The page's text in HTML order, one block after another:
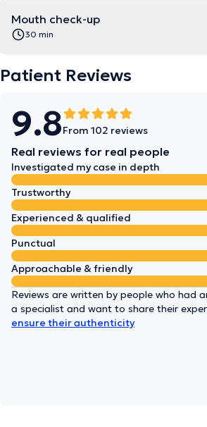
Mouth check-up
30 min
Patient Reviews
9.8From 102 reviews
Real reviews for real people
Investigated my case in depth
Trustworthy
Experienced & qualified
Punctual
Approachable & friendly
Reviews are written by people who had
a specialist and want to share their
ensure their authenticity